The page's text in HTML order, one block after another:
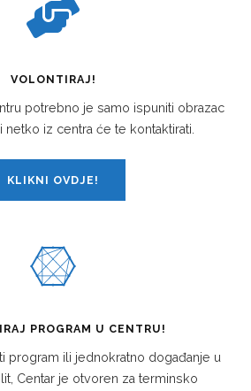
VOLONTIRAJ!
potrebno je samo ispuniti obrazac
netko iz centra će te kontaktirati.
KLIKNI OVDJE!
PROGRAM U CENTRU!
program ili jednokratno događanje u
Centar je otvoren za terminsko